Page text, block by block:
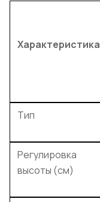
Характеристика
Тип
Регулировка
высоты (см)